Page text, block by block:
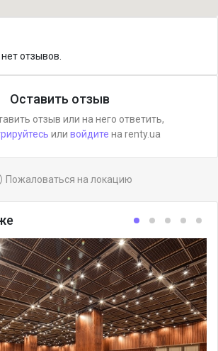
отзывов.
Оставить отзыв
отзыв или на него ответить,
или войдите на renty.ua
Пожаловаться на локацию